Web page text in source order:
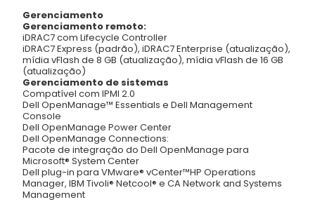
Gerenciamento
Gerenciamento remoto:
iDRAC7 com Lifecycle Controller
iDRAC7 Express (padrão), iDRAC7 Enterprise (atualização),
mídia vFlash de 8 GB (atualização), mídia vFlash de 16 GB
(atualização)
Gerenciamento de sistemas
Compatível com IPMI 2.0
Dell OpenManage™ Essentials e Dell Management
Console
Dell OpenManage Power Center
Dell OpenManage Connections:
Pacote de integração do Dell OpenManage para
Microsoft® System Center
Dell plug-in para VMware® vCenter™HP Operations
Manager, IBM Tivoli® Netcool® e CA Network and Systems
Management